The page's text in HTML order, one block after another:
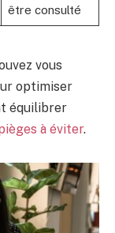
être consulté
vous
optimiser
équilibrer
à éviter.